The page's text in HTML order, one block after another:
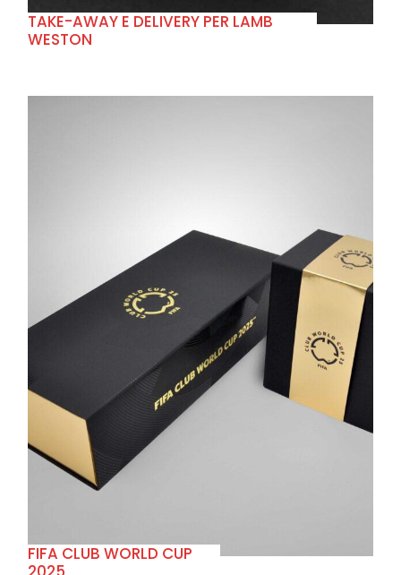
TAKE-AWAY E DELIVERY PER LAMB
WESTON
FIFA CLUB WORLD CUP